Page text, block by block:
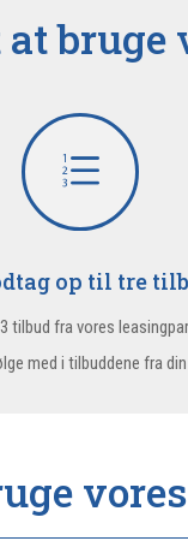
at bruge
e
op til tre
tilbud fra vores
med i tilbuddene fra